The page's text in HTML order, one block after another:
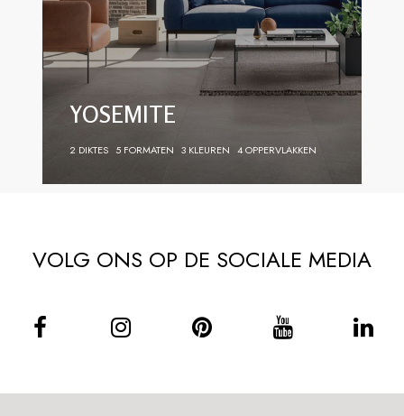
YOSEMITE
2 DIKTES 5 FORMATEN 3 KLEUREN 4 OPPERVLAKKEN
VOLG ONS OP DE SOCIALE MEDIA